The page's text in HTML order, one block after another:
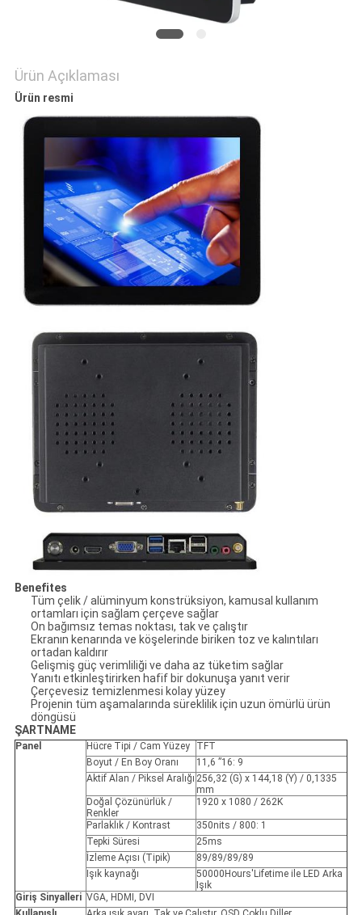
Ürün Açıklaması
Ürün resmi
Benefites
Tüm çelik / alüminyum konstrüksiyon, kamusal kullanım
ortamları için sağlam çerçeve sağlar
On bağımsız temas noktası, tak ve çalıştır
Ekranın kenarında ve köşelerinde biriken toz ve kalıntıları
ortadan kaldırır
Gelişmiş güç verimliliği ve daha az tüketim sağlar
Yanıtı etkinleştirirken hafif bir dokunuşa yanıt verir
Çerçevesiz temizlenmesi kolay yüzey
Projenin tüm aşamalarında süreklilik için uzun ömürlü ürün
döngüsü
ŞARTNAME
Panel Hücre Tipi / Cam Yüzey
TFT
Boyut / En Boy Oranı
11,6 ”16: 9
Aktif Alan / Piksel Aralığı 256,32 (G) x 144,18 (Y) / 0,1335
mm
Doğal Çözünürlük /
Renkler
1920 x 1080 / 262K
Parlaklık / Kontrast
350nits / 800: 1
Tepki Süresi
25ms
İzleme Açısı (Tipik)
89/89/89/89
Işık kaynağı
50000Hours'Lifetime ile LED Arka
Işık
Giriş Sinyalleri VGA, HDMI, DVI